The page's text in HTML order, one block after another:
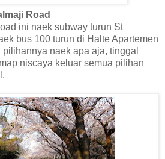
Road
ini naek subway turun St
bus 100 turun di Halte Apartemen
naek apa aja, tinggal
niscaya keluar semua pilihan